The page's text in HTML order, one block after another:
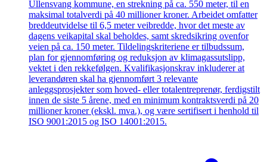
Ullensvang kommune, en strekning på ca. 550 meter, til en
maksimal totalverdi på 40 millioner kroner. Arbeidet omfatter
breddeutvidelse til 6,5 meter veibredde, hvor det meste av
dagens veikapital skal beholdes, samt skredsikring ovenfor
veien på ca. 150 meter. Tildelingskriteriene er tilbudssum,
plan for gjennomføring og reduksjon av klimagassutslipp,
vektet i den rekkefølgen. Kvalifikasjonskrav inkluderer at
leverandøren skal ha gjennomført 3 relevante
anleggsprosjekter som hoved- eller totalentreprenør, ferdigstilt
innen de siste 5 årene, med en minimum kontraktsverdi på 20
millioner kroner (ekskl. mva.), og være sertifisert i henhold til
ISO 9001:2015 og ISO 14001:2015.